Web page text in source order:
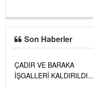
Son Haberler
ÇADIR VE BARAKA
İŞGALLERİ